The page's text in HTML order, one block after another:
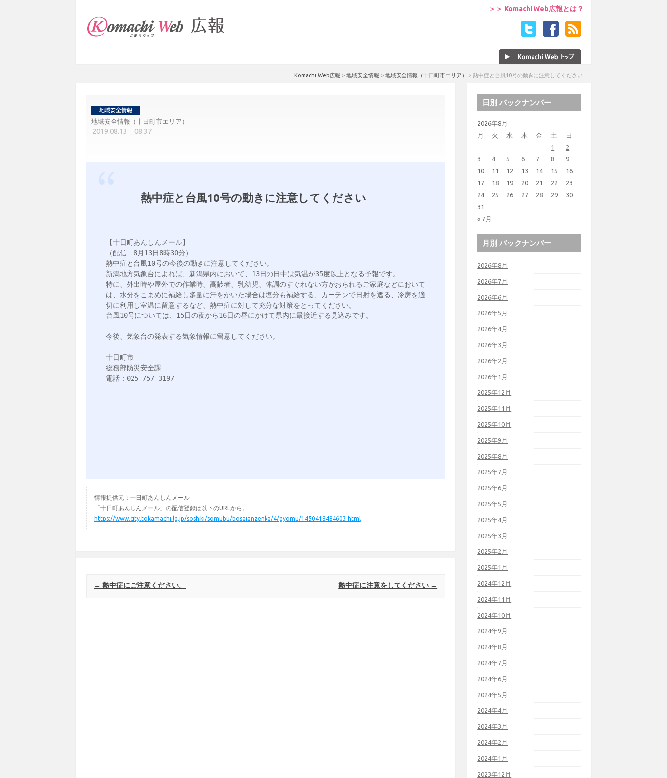
＞＞ Komachi Web広報とは？
Komachi Web広報 > 地域安全情報 > 地域安全情報（十日町市エリア） > 熱中症と台風10号の動きに注意してください
地域安全情報（十日町市エリア）
2019.08.13 08:37
熱中症と台風10号の動きに注意してください
【十日町あんしんメール】
（配信　8月13日8時30分）
熱中症と台風10号の今後の動きに注意してください。
新潟地方気象台によれば、新潟県内において、13日の日中は気温が35度以上となる予報です。
特に、外出時や屋外での作業時、高齢者、乳幼児、体調のすぐれない方がおられるご家庭などにおいて
は、水分をこまめに補給し多量に汗をかいた場合は塩分も補給する、カーテンで日射を遮る、冷房を適
切に利用し室温に留意するなど、熱中症に対して充分な対策をとってください。
台風10号については、15日の夜から16日の昼にかけて県内に最接近する見込みです。
今後、気象台の発表する気象情報に留意してください。
十日町市
総務部防災安全課
電話：025-757-3197
情報提供元：十日町あんしんメール
「十日町あんしんメール」の配信登録は以下のURLから。
https://www.city.tokamachi.lg.jp/soshiki/somubu/bosaianzenka/4/gyomu/1450418484603.html
Post navigation
← 熱中症にご注意ください。 熱中症に注意をしてください →
日別 バックナンバー
2026年8月
月
火 水 木 金 土 日
« 7月
1
2
3
4 5 6 7 8
9
10
11 12 13 14 15
16
17
18 19 20 21 22
23
24
25 26 27 28 29
30
31
月別 バックナンバー
2026年8月
2026年7月
2026年6月
2026年5月
2026年4月
2026年3月
2026年2月
2026年1月
2025年12月
2025年11月
2025年10月
2025年9月
2025年8月
2025年7月
2025年6月
2025年5月
2025年4月
2025年3月
2025年2月
2025年1月
2024年12月
2024年11月
2024年10月
2024年9月
2024年8月
2024年7月
2024年6月
2024年5月
2024年4月
2024年3月
2024年2月
2024年1月
2023年12月